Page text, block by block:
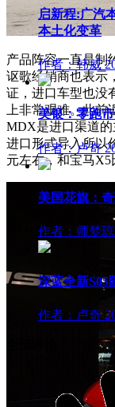
产品阵容一直是制
讴歌经销商也表示
证，进口车型也没
上非常艰难。此
MDX是进口渠道
进口形式导入所以
元左右， 和宝马X5
启新程:广汽
本土化变革
作者：韩威
美银：零跑
作者：卢奇
美国花旗：
作者：师梦琼
深蓝全新S05
作者：卢奇